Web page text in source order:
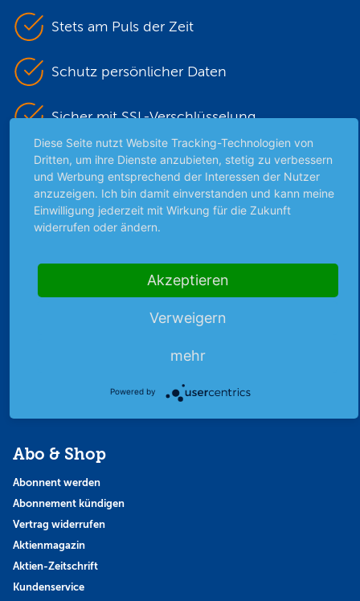
Stets am Puls der Zeit
Schutz persönlicher Daten
Sicher mit SSL-Verschlüsselung
Highlights
Archiv
Börsenbericht
Börsennews
Abo & Shop
Abonnent werden
Abonnement kündigen
Vertrag widerrufen
Aktienmagazin
Aktien-Zeitschrift
Kundenservice
Diese Seite nutzt Website Tracking-Technologien von
Dritten, um ihre Dienste anzubieten, stetig zu verbessern
und Werbung entsprechend der Interessen der Nutzer
anzuzeigen. Ich bin damit einverstanden und kann meine
Einwilligung jederzeit mit Wirkung für die Zukunft
widerrufen oder ändern.
Akzeptieren
Verweigern
mehr
Powered by